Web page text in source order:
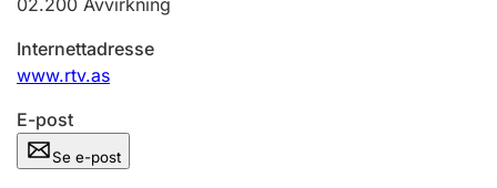
Andre tema
02.200 Avvirkning
Internettadresse
www.rtv.as
E-post
Se e-post